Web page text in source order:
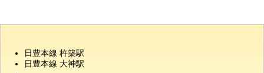
日豊本線 杵築駅
日豊本線 大神駅